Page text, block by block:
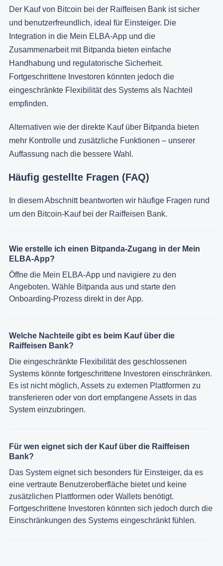
Der Kauf von Bitcoin bei der Raiffeisen Bank ist sicher
und benutzerfreundlich, ideal für Einsteiger. Die
Integration in die Mein ELBA-App und die
Zusammenarbeit mit Bitpanda bieten einfache
Handhabung und regulatorische Sicherheit.
Fortgeschrittene Investoren könnten jedoch die
eingeschränkte Flexibilität des Systems als Nachteil
empfinden.
Alternativen wie der direkte Kauf über Bitpanda bieten
mehr Kontrolle und zusätzliche Funktionen – unserer
Auffassung nach die bessere Wahl.
Häufig gestellte Fragen (FAQ)
In diesem Abschnitt beantworten wir häufige Fragen rund
um den Bitcoin-Kauf bei der Raiffeisen Bank.
Wie erstelle ich einen Bitpanda-Zugang in der Mein
ELBA-App?
Öffne die Mein ELBA-App und navigiere zu den
Angeboten. Wähle Bitpanda aus und starte den
Onboarding-Prozess direkt in der App.
Welche Nachteile gibt es beim Kauf über die
Raiffeisen Bank?
Die eingeschränkte Flexibilität des geschlossenen
Systems könnte fortgeschrittene Investoren einschränken.
Es ist nicht möglich, Assets zu externen Plattformen zu
transferieren oder von dort empfangene Assets in das
System einzubringen.
Für wen eignet sich der Kauf über die Raiffeisen
Bank?
Das System eignet sich besonders für Einsteiger, da es
eine vertraute Benutzeroberfläche bietet und keine
zusätzlichen Plattformen oder Wallets benötigt.
Fortgeschrittene Investoren könnten sich jedoch durch die
Einschränkungen des Systems eingeschränkt fühlen.